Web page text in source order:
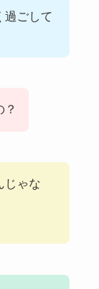
過ごして
？
じゃな